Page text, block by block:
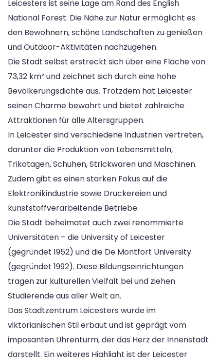
Leicesters ist seine Lage am Rand des English
National Forest. Die Nähe zur Natur ermöglicht es
den Bewohnern, schöne Landschaften zu genießen
und Outdoor-Aktivitäten nachzugehen.
Die Stadt selbst erstreckt sich über eine Fläche von
73,32 km² und zeichnet sich durch eine hohe
Bevölkerungsdichte aus. Trotzdem hat Leicester
seinen Charme bewahrt und bietet zahlreiche
Attraktionen für alle Altersgruppen.
In Leicester sind verschiedene Industrien vertreten,
darunter die Produktion von Lebensmitteln,
Trikotagen, Schuhen, Strickwaren und Maschinen.
Zudem gibt es einen starken Fokus auf die
Elektronikindustrie sowie Druckereien und
kunststoffverarbeitende Betriebe.
Die Stadt beheimatet auch zwei renommierte
Universitäten – die University of Leicester
(gegründet 1952) und die De Montfort University
(gegründet 1992). Diese Bildungseinrichtungen
tragen zur kulturellen Vielfalt bei und ziehen
Studierende aus aller Welt an.
Das Stadtzentrum Leicesters wurde im
viktorianischen Stil erbaut und ist geprägt vom
imposanten Uhrenturm, der das Herz der Innenstadt
darstellt. Ein weiteres Highlight ist der Leicester